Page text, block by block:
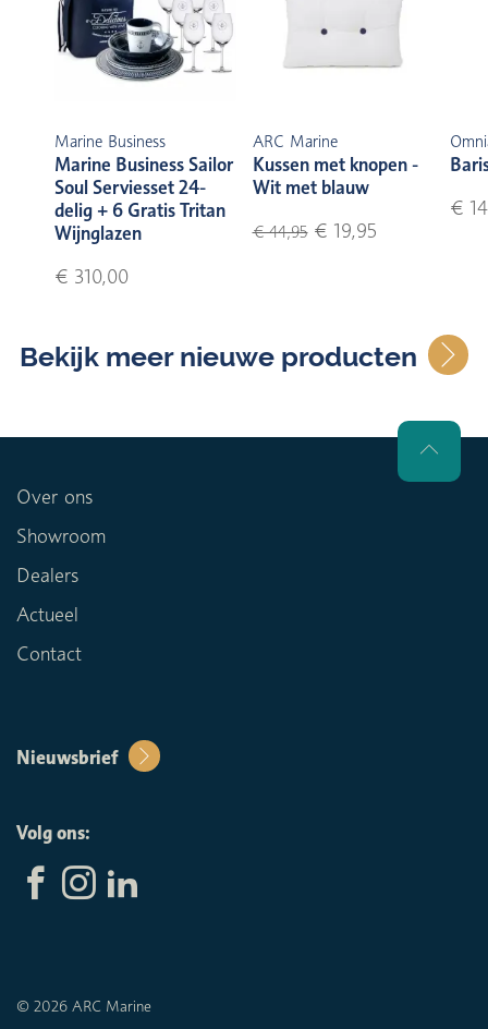
Marine Business
Marine Business Sailor
Soul Serviesset 24-
delig + 6 Gratis Tritan
Wijnglazen
€ 310,00
ARC Marine
Kussen met knopen -
Wit met blauw
€ 44,95€ 19,95
€
Bekijk meer nieuwe producten
Over ons
Showroom
Dealers
Actueel
Contact
Nieuwsbrief
Volg ons:
© 2026 ARC Marine